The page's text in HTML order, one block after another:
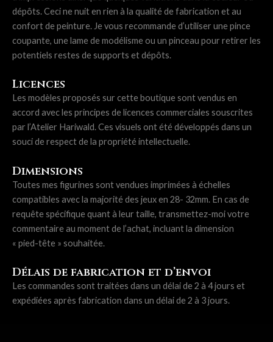
dépôts. Ceci ne nuit en rien à la qualité de fabrication et au
confort de peinture. Je vous recommande d’utiliser une pince
coupante, une lame de modélisme ou un pinceau pour retirer les
potentiels restes de supports et dépôts.
Licences
Les modèles proposés sur cette boutique sont vendus en
accord avec les principes de licences commerciales souscrites
par l’Atelier Hariwald. Ces visuels ont été développés dans un
souci de respect de la propriété intellectuelle.
Dimensions
Toutes mes figurines sont vendues imprimées à échelles
compatibles avec la majorité des jeux en 28- 32mm. En cas de
requête spécifique quant à leur taille, transmettez-moi votre
commentaire au moment de l’achat, incluant la dimension
« pied-tête » souhaitée.
Délais de fabrication et d’envoi
Les commandes sont traitées dans un délai de 2 à 4 jours et
expédiées après fabrication dans un délai de 2 à 3 jours.